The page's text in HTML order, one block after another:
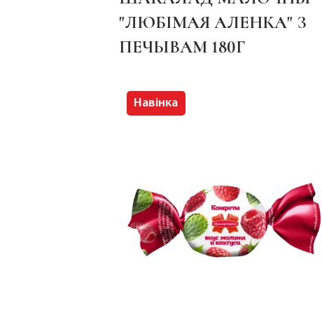
"ЛЮБІМАЯ АЛЕНКА" З
ПЕЧЫВАМ 180Г
Навінка